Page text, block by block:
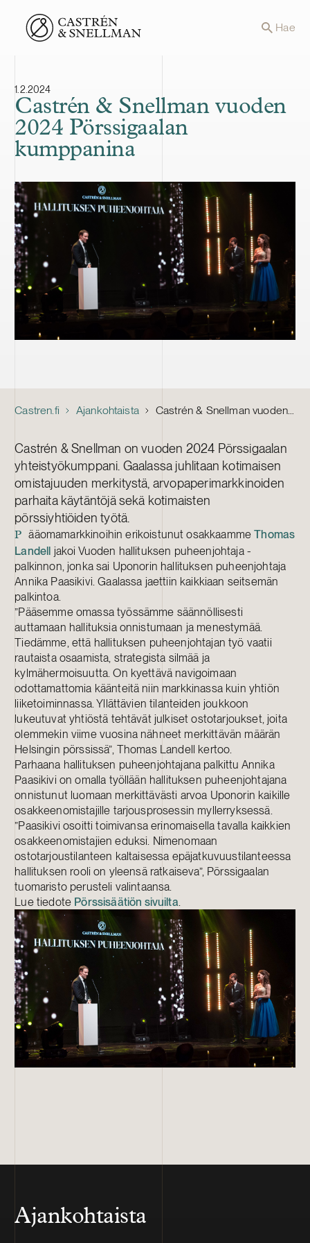
Front page Hae
1.2.2024
Castrén & Snellman vuoden
2024 Pörssigaalan
kumppanina
Castren.fi Ajankohtaista Castrén & Snellman vuoden 2024 Pörssigaalan kumppanina
Castrén & Snellman on vuoden 2024 Pörssigaalan
yhteistyökumppani. Gaalassa juhlitaan kotimaisen
omistajuuden merkitystä, arvopaperimarkkinoiden
parhaita käytäntöjä sekä kotimaisten
pörssiyhtiöiden työtä.
P ääomamarkkinoihin erikoistunut osakkaammeThomas
Landell jakoi Vuoden hallituksen puheenjohtaja -
palkinnon, jonka sai Uponorin hallituksen puheenjohtaja
Annika Paasikivi. Gaalassa jaettiin kaikkiaan seitsemän
palkintoa.
”Pääsemme omassa työssämme säännöllisesti
auttamaan hallituksia onnistumaan ja menestymää.
Tiedämme, että hallituksen puheenjohtajan työ vaatii
rautaista osaamista, strategista silmää ja
kylmähermoisuutta. On kyettävä navigoimaan
odottamattomia käänteitä niin markkinassa kuin yhtiön
liiketoiminnassa. Yllättävien tilanteiden joukkoon
lukeutuvat yhtiöstä tehtävät julkiset ostotarjoukset, joita
olemmekin viime vuosina nähneet merkittävän määrän
Helsingin pörssissä”, Thomas Landell kertoo.
Parhaana hallituksen puheenjohtajana palkittu Annika
Paasikivi on omalla työllään hallituksen puheenjohtajana
onnistunut luomaan merkittävästi arvoa Uponorin kaikille
osakkeenomistajille tarjousprosessin myllerryksessä.
”Paasikivi osoitti toimivansa erinomaisella tavalla kaikkien
osakkeenomistajien eduksi. Nimenomaan
ostotarjoustilanteen kaltaisessa epäjatkuvuustilanteessa
hallituksen rooli on yleensä ratkaiseva”, Pörssigaalan
tuomaristo perusteli valintaansa.
Lue tiedote Pörssisäätiön sivuilta.
Ajankohtaista